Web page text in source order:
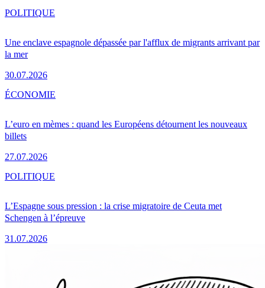
Une enclave espagnole dépassée par l'afflux de migrants arrivant par
la mer
30.07.2026
POLITIQUE
L’euro en mèmes : quand les Européens détournent les nouveaux
billets
27.07.2026
ÉCONOMIE
L’Espagne sous pression : la crise migratoire de Ceuta met
Schengen à l’épreuve
31.07.2026
POLITIQUE